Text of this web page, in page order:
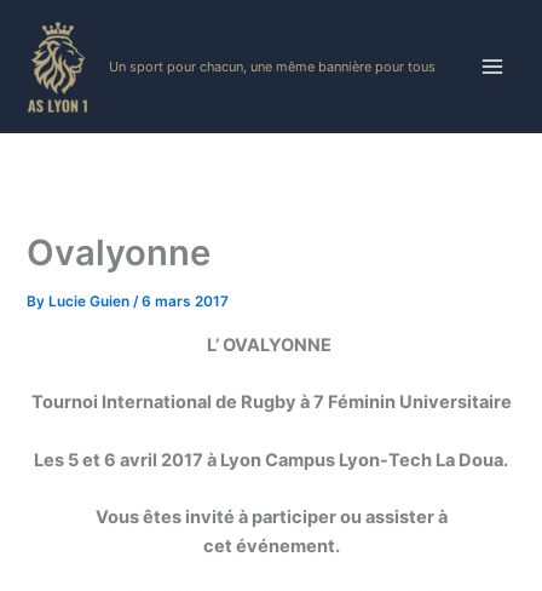
content
Un sport pour chacun, une même bannière pour tous
Ovalyonne
By Lucie Guien/6 mars 2017
L’ OVALYONNE
Tournoi International de Rugby à 7 Féminin Universitaire
Les 5 et 6 avril 2017 à Lyon Campus Lyon-Tech La Doua.
Vous êtes invité à participer ou assister à
cet événement.